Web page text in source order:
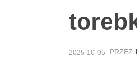
2025-10-05 PRZEZ